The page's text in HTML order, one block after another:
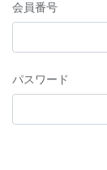
会員番号
パスワード